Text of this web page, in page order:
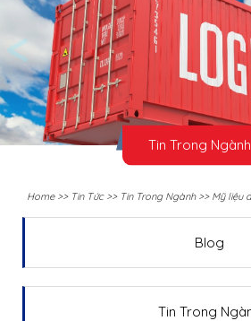
<
Tin Trong Ngành
Home>> Tin Tức>> Tin Trong Ngành>> Mỹ liệu
Blog
Tin Trong